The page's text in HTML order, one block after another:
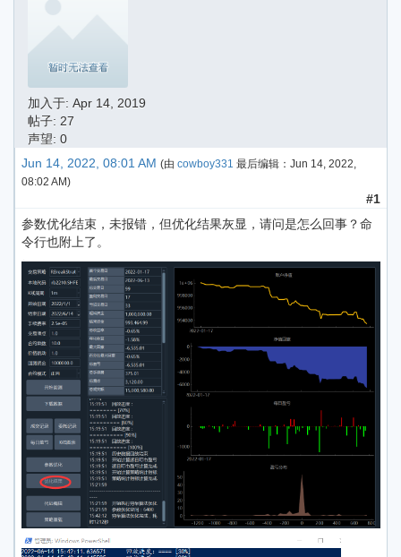
加入于: Apr 14, 2019
帖子: 27
声望: 0
Jun 14, 2022, 08:01 AM (由 cowboy331 最后编辑： Jun 14, 2022,
08:02 AM)
#1
参数优化结束，未报错，但优化结果灰显，请问是怎么回事？命
令行也附上了。